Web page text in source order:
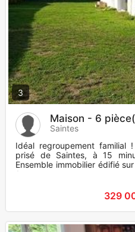
3
Maison - 6
Saintes
Idéal regroupement
prisé de Saintes, à 15
Ensemble immobilier édifié
1
329